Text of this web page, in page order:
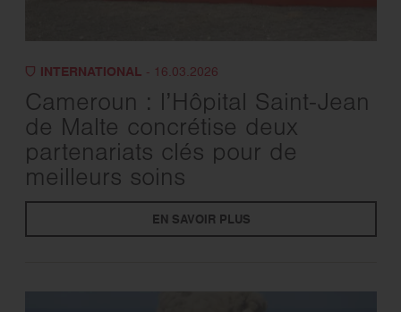
INTERNATIONAL - 16.03.2026
Cameroun : l’Hôpital Saint-Jean
de Malte concrétise deux
partenariats clés pour de
meilleurs soins
EN SAVOIR PLUS